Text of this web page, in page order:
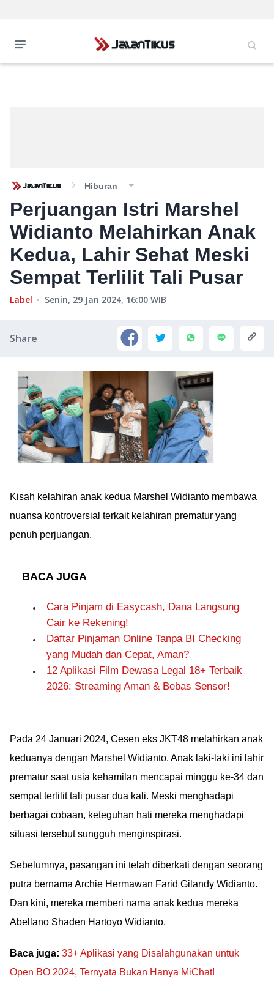
Hiburan
Perjuangan Istri Marshel
Widianto Melahirkan Anak
Kedua, Lahir Sehat Meski
Sempat Terlilit Tali Pusar
Label Senin, 29 Jan 2024, 16:00 WIB
Share
Kisah kelahiran anak kedua Marshel Widianto membawa
nuansa kontroversial terkait kelahiran prematur yang
penuh perjuangan.
BACA JUGA
Cara Pinjam di Easycash, Dana Langsung
Cair ke Rekening!
Daftar Pinjaman Online Tanpa BI Checking
yang Mudah dan Cepat, Aman?
12 Aplikasi Film Dewasa Legal 18+ Terbaik
2026: Streaming Aman & Bebas Sensor!
Pada 24 Januari 2024, Cesen eks JKT48 melahirkan anak
keduanya dengan Marshel Widianto. Anak laki-laki ini lahir
prematur saat usia kehamilan mencapai minggu ke-34 dan
sempat terlilit tali pusar dua kali. Meski menghadapi
berbagai cobaan, keteguhan hati mereka menghadapi
situasi tersebut sungguh menginspirasi.
Sebelumnya, pasangan ini telah diberkati dengan seorang
putra bernama Archie Hermawan Farid Gilandy Widianto.
Dan kini, mereka memberi nama anak kedua mereka
Abellano Shaden Hartoyo Widianto.
Baca juga: 33+ Aplikasi yang Disalahgunakan untuk
Open BO 2024, Ternyata Bukan Hanya MiChat!